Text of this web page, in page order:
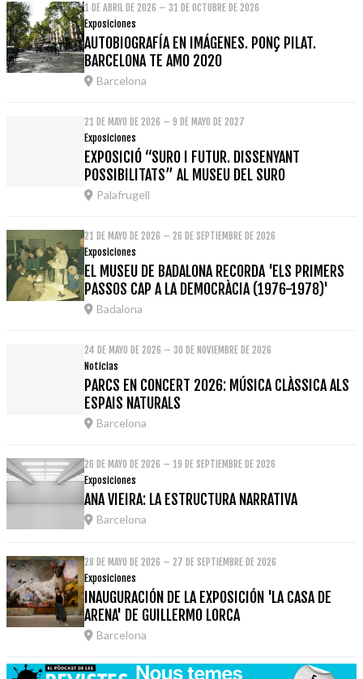
1 DE ABRIL DE 2026 – 31 DE OCTUBRE DE 2026
Exposiciones
AUTOBIOGRAFÍA EN IMÁGENES. PONÇ PILAT.
BARCELONA TE AMO 2020
Barcelona
21 DE MAYO DE 2026 – 9 DE MAYO DE 2027
Exposiciones
EXPOSICIÓ “SURO I FUTUR. DISSENYANT
POSSIBILITATS” AL MUSEU DEL SURO
Palafrugell
21 DE MAYO DE 2026 – 26 DE SEPTIEMBRE DE 2026
Exposiciones
EL MUSEU DE BADALONA RECORDA 'ELS PRIMERS
PASSOS CAP A LA DEMOCRÀCIA (1976-1978)'
Badalona
24 DE MAYO DE 2026 – 30 DE NOVIEMBRE DE 2026
Noticias
PARCS EN CONCERT 2026: MÚSICA CLÀSSICA ALS
ESPAIS NATURALS
Barcelona
26 DE MAYO DE 2026 – 19 DE SEPTIEMBRE DE 2026
Exposiciones
ANA VIEIRA: LA ESTRUCTURA NARRATIVA
Barcelona
28 DE MAYO DE 2026 – 27 DE SEPTIEMBRE DE 2026
Exposiciones
INAUGURACIÓN DE LA EXPOSICIÓN 'LA CASA DE
ARENA' DE GUILLERMO LORCA
Barcelona